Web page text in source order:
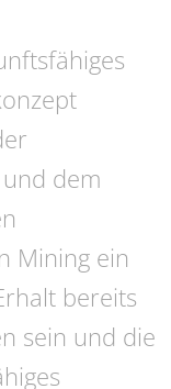
dem
Mining ein
bereits
sein und die